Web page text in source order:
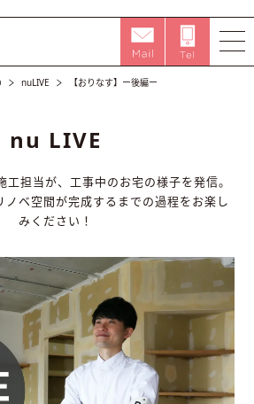
nuLIVE 【おりなす】ー後編ー
nu LIVE
担当が、工事中のお宅の様子を発信。
ノベ空間が完成するまでの過程をお楽し
みください！